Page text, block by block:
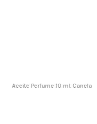
Aceite Perfume 10 ml. Canela